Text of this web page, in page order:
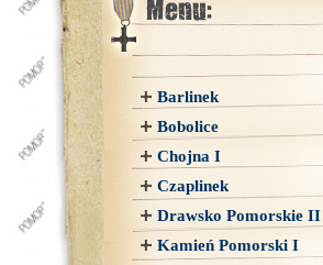
Barlinek
Bobolice
Chojna I
Czaplinek
Drawsko Pomorskie II
Kamień Pomorski I